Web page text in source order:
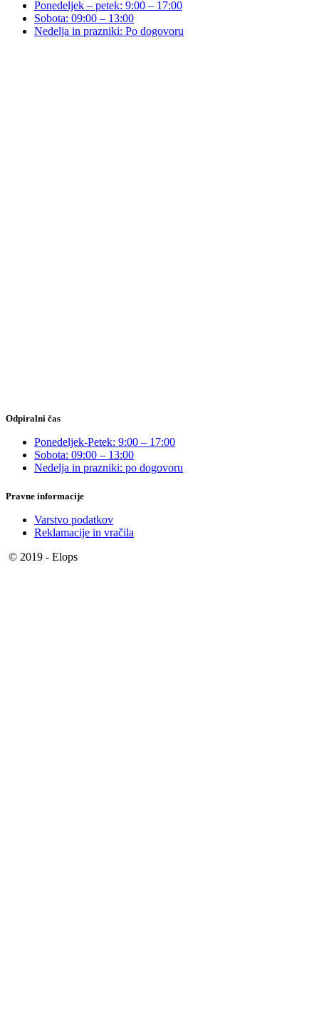
Ponedeljek – petek: 9:00 – 17:00
Sobota: 09:00 – 13:00
Nedelja in prazniki: Po dogovoru
Odpiralni čas
Ponedeljek-Petek: 9:00 – 17:00
Sobota: 09:00 – 13:00
Nedelja in prazniki: po dogovoru
Pravne informacije
Varstvo podatkov
Reklamacije in vračila
© 2019 - Elops